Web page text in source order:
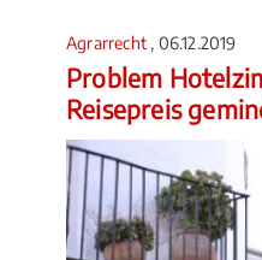
Agrarrecht , 06.12.2019
Problem
Reisepreis